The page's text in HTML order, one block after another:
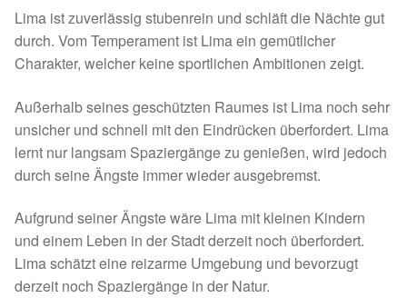
Tierschutz
Schutzgebühr
Unsere Notnasen
Notnasen in Deutschland
Notnasen noch im Ausland
Lima ist zuverlässig stubenrein und schläft die Nächte gut
durch. Vom Temperament ist Lima ein gemütlicher
Charakter, welcher keine sportlichen Ambitionen zeigt.
Außerhalb seines geschützten Raumes ist Lima noch sehr
unsicher und schnell mit den Eindrücken überfordert. Lima
lernt nur langsam Spaziergänge zu genießen, wird jedoch
durch seine Ängste immer wieder ausgebremst.
Aufgrund seiner Ängste wäre Lima mit kleinen Kindern
und einem Leben in der Stadt derzeit noch überfordert.
Lima schätzt eine reizarme Umgebung und bevorzugt
derzeit noch Spaziergänge in der Natur.